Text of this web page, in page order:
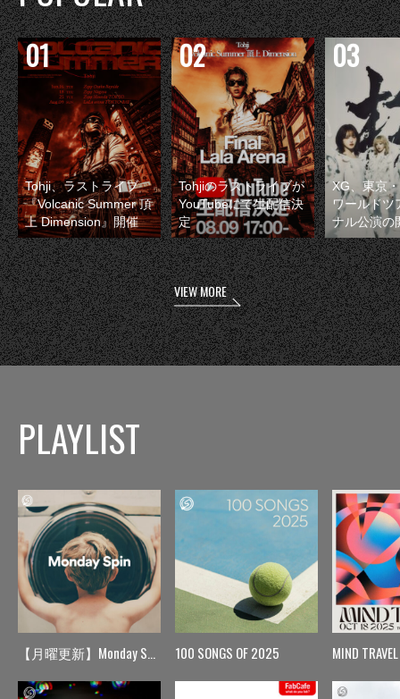
Tohji、ラストライブ
『Volcanic Summer 頂
上 Dimension』開催
Tohjiのラストライブが
YouTubeにて生配信決
定
XG、東京
ワールドツ
ナル公演の
VIEW MORE
PLAYLIST
【月曜更新】Monday Spin 100 SONGS OF 2025 MIND TRAVEL